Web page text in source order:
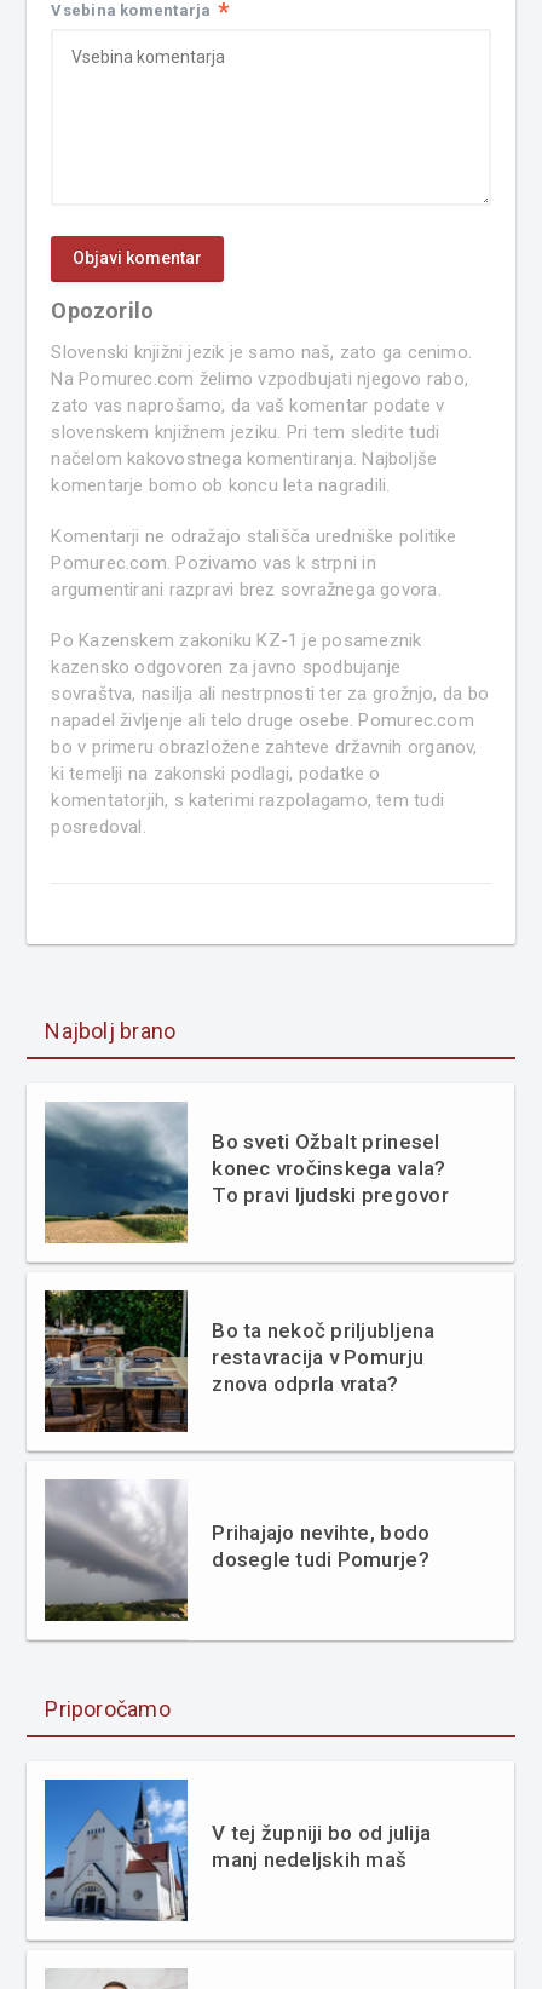
Vsebina komentarja *
Opozorilo
Slovenski knjižni jezik je samo naš, zato ga cenimo.
Na Pomurec.com želimo vzpodbujati njegovo rabo,
zato vas naprošamo, da vaš komentar podate v
slovenskem knjižnem jeziku. Pri tem sledite tudi
načelom kakovostnega komentiranja. Najboljše
komentarje bomo ob koncu leta nagradili.
Komentarji ne odražajo stališča uredniške politike
Pomurec.com. Pozivamo vas k strpni in
argumentirani razpravi brez sovražnega govora.
Po Kazenskem zakoniku KZ-1 je posameznik
kazensko odgovoren za javno spodbujanje
sovraštva, nasilja ali nestrpnosti ter za grožnjo, da bo
napadel življenje ali telo druge osebe. Pomurec.com
bo v primeru obrazložene zahteve državnih organov,
ki temelji na zakonski podlagi, podatke o
komentatorjih, s katerimi razpolagamo, tem tudi
posredoval.
Najbolj brano
Bo sveti Ožbalt prinesel
konec vročinskega vala?
To pravi ljudski pregovor
Bo ta nekoč priljubljena
restavracija v Pomurju
znova odprla vrata?
Prihajajo nevihte, bodo
dosegle tudi Pomurje?
Priporočamo
V tej župniji bo od julija
manj nedeljskih maš